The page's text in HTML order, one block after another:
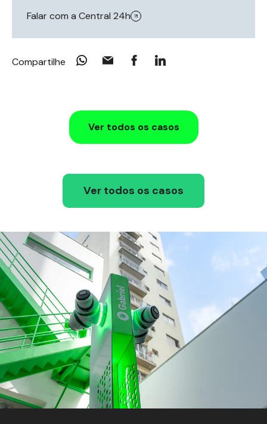
Falar com a Central 24h
Compartilhe
Ver todos os casos
Ver todos os casos